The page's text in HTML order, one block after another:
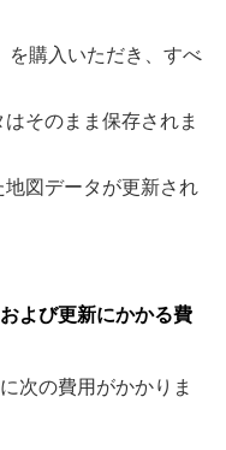
を購入いただき、すべ
そのまま保存されま
図データが更新され
よび更新にかかる費
次の費用がかかりま